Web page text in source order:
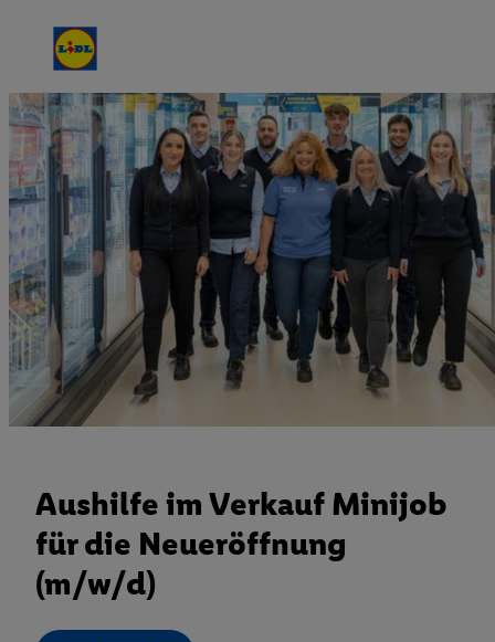
Aushilfe im Verkauf Minijob
für die Neueröffnung
(m/w/d)